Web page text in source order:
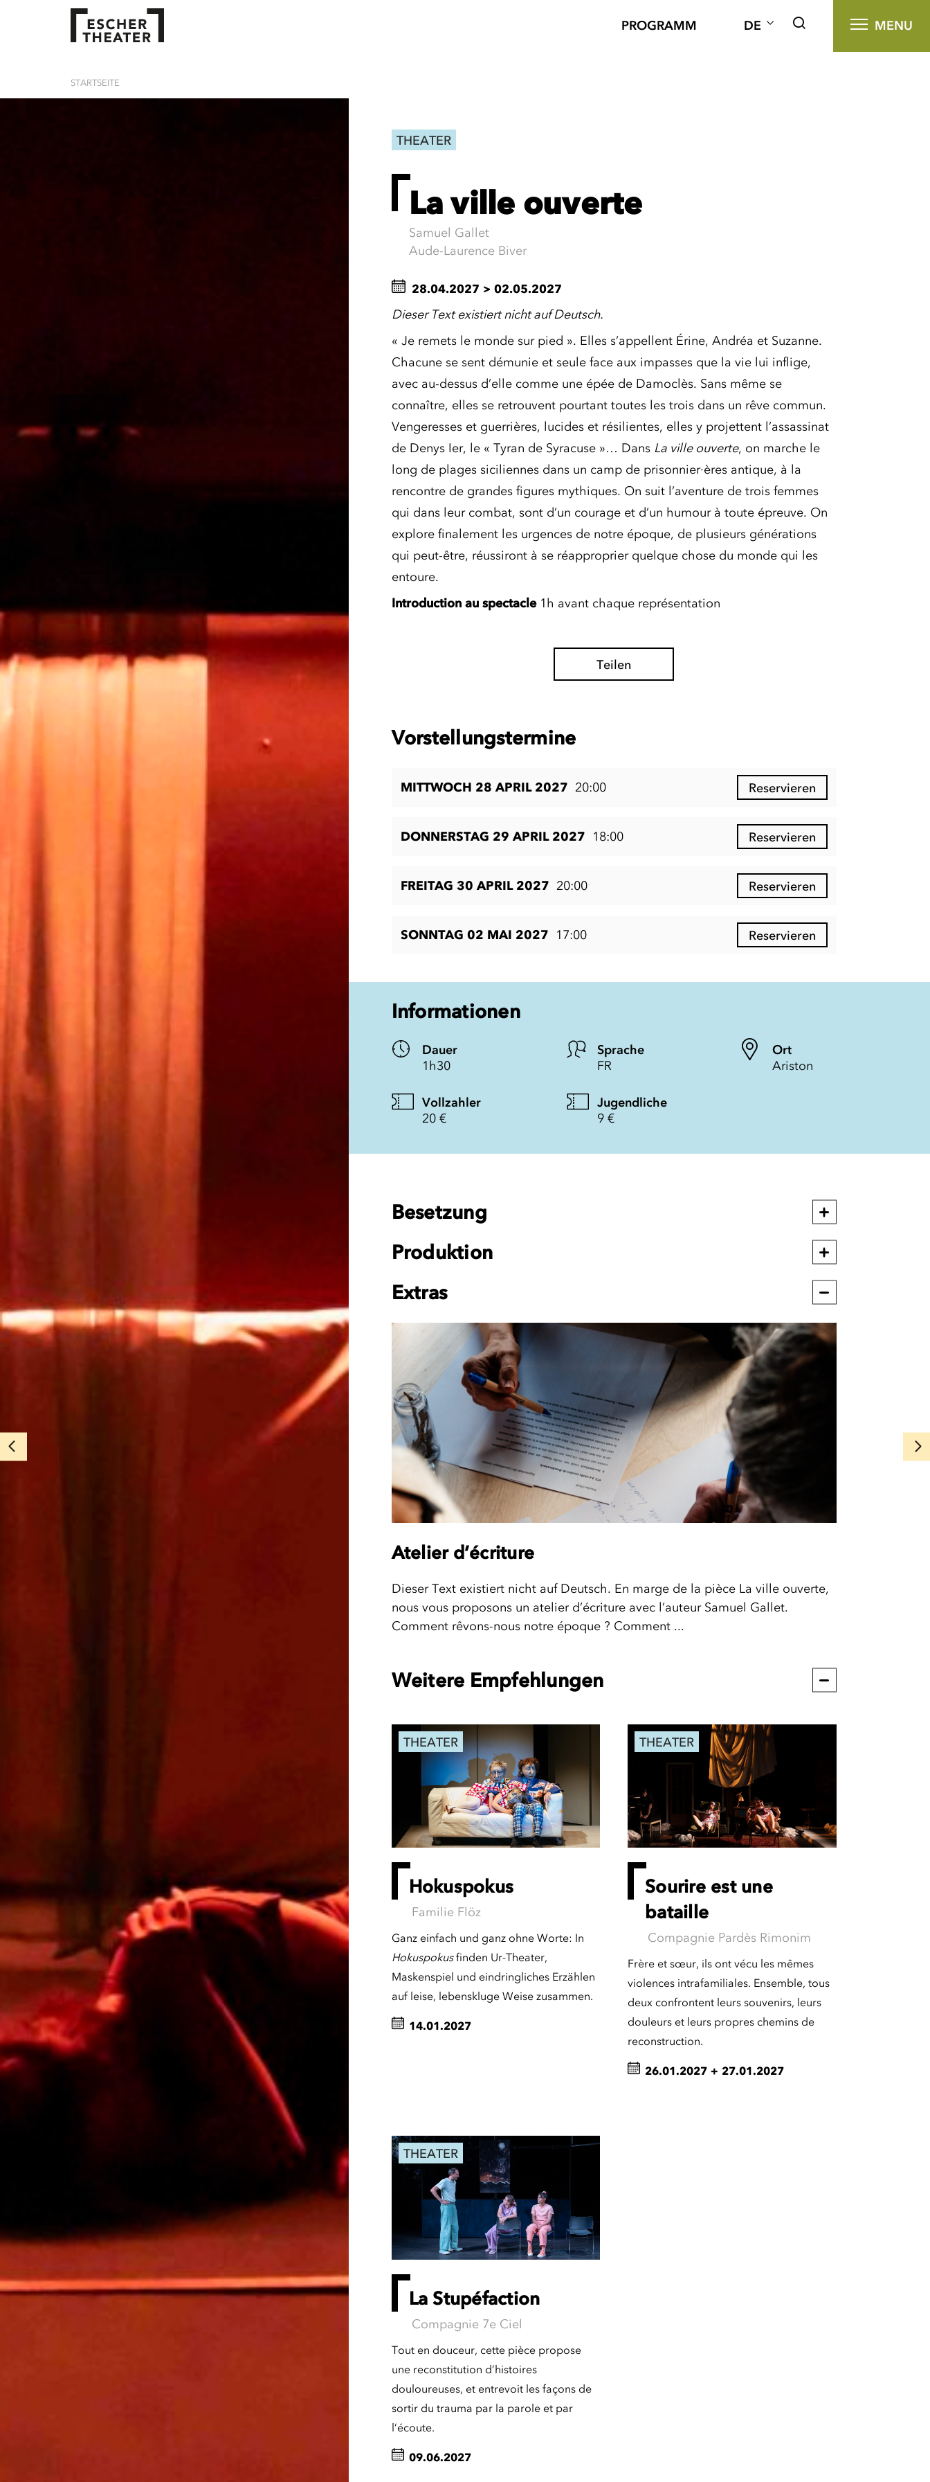
PROGRAMM DE MENU
STARTSEITE
THEATER
La ville ouverte
Samuel Gallet
Aude-Laurence Biver
28.04.2027 > 02.05.2027
Dieser Text existiert nicht auf Deutsch.
« Je remets le monde sur pied ». Elles s’appellent Érine, Andréa et Suzanne.
Chacune se sent démunie et seule face aux impasses que la vie lui inflige,
avec au-dessus d’elle comme une épée de Damoclès. Sans même se
connaître, elles se retrouvent pourtant toutes les trois dans un rêve commun.
Vengeresses et guerrières, lucides et résilientes, elles y projettent l’assassinat
de Denys Ier, le « Tyran de Syracuse »… Dans La ville ouverte, on marche le
long de plages siciliennes dans un camp de prisonnier·ères antique, à la
rencontre de grandes figures mythiques. On suit l’aventure de trois femmes
qui dans leur combat, sont d’un courage et d’un humour à toute épreuve. On
explore finalement les urgences de notre époque, de plusieurs générations
qui peut-être, réussiront à se réapproprier quelque chose du monde qui les
entoure.
Introduction au spectacle1h avant chaque représentation
Teilen
Vorstellungstermine
MITTWOCH 28 APRIL 2027 20:00 Reservieren
DONNERSTAG 29 APRIL 2027 18:00 Reservieren
FREITAG 30 APRIL 2027 20:00 Reservieren
SONNTAG 02 MAI 2027 17:00 Reservieren
Informationen
Dauer
1h30
Sprache
FR
Ort
Ariston
Vollzahler
20 €
Jugendliche
9 €
Besetzung
Produktion
Extras
Atelier d’écriture
Dieser Text existiert nicht auf Deutsch. En marge de la pièce La ville ouverte,
nous vous proposons un atelier d’écriture avec l’auteur Samuel Gallet.
Comment rêvons-nous notre époque ? Comment ...
Weitere Empfehlungen
THEATER
Hokuspokus
Familie Flöz
Ganz einfach und ganz ohne Worte: In
Hokuspokusfinden Ur-Theater,
Maskenspiel und eindringliches Erzählen
auf leise, lebenskluge Weise zusammen.
14.01.2027
THEATER
Sourire est une
bataille
Compagnie Pardès Rimonim
Frère et sœur, ils ont vécu les mêmes
violences intrafamiliales. Ensemble, tous
deux confrontent leurs souvenirs, leurs
douleurs et leurs propres chemins de
reconstruction.
26.01.2027 + 27.01.2027
THEATER
La Stupéfaction
Compagnie 7e Ciel
Tout en douceur, cette pièce propose
une reconstitution d’histoires
douloureuses, et entrevoit les façons de
sortir du trauma par la parole et par
l’écoute.
09.06.2027